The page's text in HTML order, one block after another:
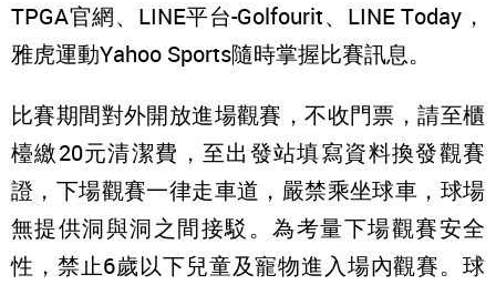
TPGA官網、LINE平台-Golfourit、LINE Today，
雅虎運動Yahoo Sports隨時掌握比賽訊息。
比賽期間對外開放進場觀賽，不收門票，請至櫃
檯繳20元清潔費，至出發站填寫資料換發觀賽
證，下場觀賽一律走車道，嚴禁乘坐球車，球場
無提供洞與洞之間接駁。為考量下場觀賽安全
性，禁止6歲以下兒童及寵物進入場內觀賽。球